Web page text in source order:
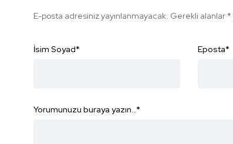
E-posta adresiniz yayınlanmayacak. Gerekli alanlar *
İsim Soyad* Eposta*
Yorumunuzu buraya yazın...*